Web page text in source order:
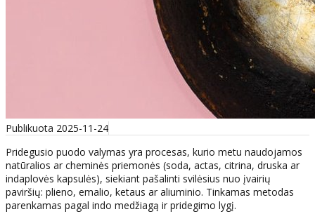
Publikuota 2025-11-24
Pridegusio puodo valymas yra procesas, kurio metu naudojamos
natūralios ar cheminės priemonės (soda, actas, citrina, druska ar
indaplovės kapsulės), siekiant pašalinti svilėsius nuo įvairių
paviršių: plieno, emalio, ketaus ar aliuminio. Tinkamas metodas
parenkamas pagal indo medžiagą ir pridegimo lygį.